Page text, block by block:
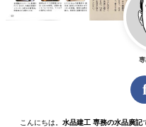
こんにちは。 水品建工 専務の水品廣記